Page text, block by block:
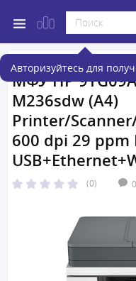
Авторизуйтесь для
МФУ HP
M236sdw (A4)
Printer/
600 dpi 29
(0) 0